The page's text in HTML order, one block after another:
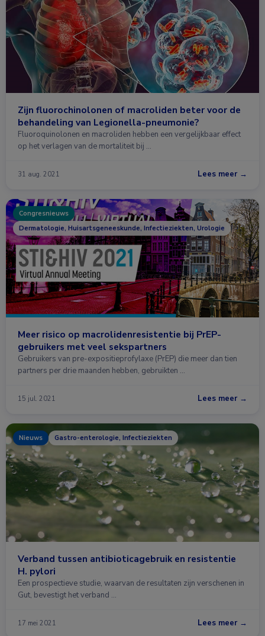
Zijn fluorochinolonen of macroliden beter voor de
behandeling van Legionella-pneumonie?
Fluoroquinolonen en macroliden hebben een vergelijkbaar effect
op het verlagen van de mortaliteit bij …
31 aug. 2021 Lees meer →
Congresnieuws
Dermatologie, Huisartsgeneeskunde, Infectieziekten, Urologie
Meer risico op macrolidenresistentie bij PrEP-
gebruikers met veel sekspartners
Gebruikers van pre-expositieprofylaxe (PrEP) die meer dan tien
partners per drie maanden hebben, gebruikten …
15 jul. 2021 Lees meer →
Nieuws Gastro-enterologie, Infectieziekten
Verband tussen antibioticagebruik en resistentie
H. pylori
Een prospectieve studie, waarvan de resultaten zijn verschenen in
Gut, bevestigt het verband …
17 mei 2021 Lees meer →